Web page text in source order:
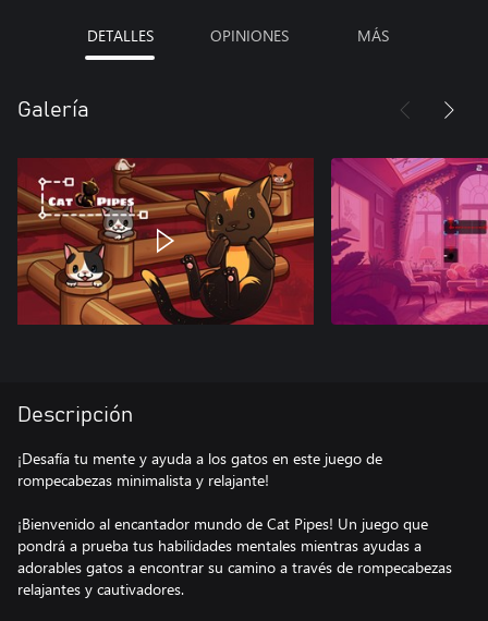
DETALLES OPINIONES MÁS
Galería
Descripción
¡Desafía tu mente y ayuda a los gatos en este juego de
rompecabezas minimalista y relajante!
¡Bienvenido al encantador mundo de Cat Pipes! Un juego que
pondrá a prueba tus habilidades mentales mientras ayudas a
adorables gatos a encontrar su camino a través de rompecabezas
relajantes y cautivadores.